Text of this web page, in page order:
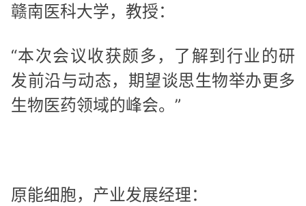
赣南医科大学，教授：
“本次会议收获颇多，了解到行业的研
发前沿与动态，期望谈思生物举办更多
生物医药领域的峰会。”
原能细胞，产业发展经理：